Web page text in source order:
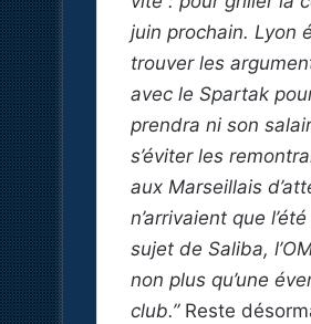
juin prochain. Lyon
trouver les
avec le Spartak
prendra ni son
s’éviter les
aux Marseillais
n’arrivaient que
sujet de Saliba,
non plus qu’une
club.” Reste